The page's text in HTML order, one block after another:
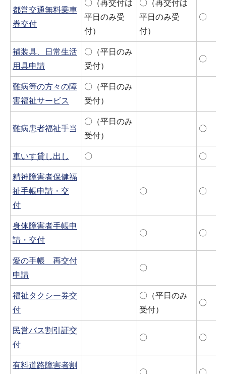
都営交通無料乗車
券交付
〇（再交付は
平日のみ受
付）
〇（再交付は
平日のみ受
付）
〇
補装具、日常生活
用具申請
〇（平日のみ
受付）
〇
難病等の方々の障
害福祉サービス
〇（平日のみ
受付）
難病患者福祉手当
〇（平日のみ
受付）
〇
車いす貸し出し 〇 〇
精神障害者保健福
祉手帳申請・交
付
〇 〇
身体障害者手帳申
請・交付
〇 〇
愛の手帳 再交付
申請
〇
福祉タクシー券交
付
〇（平日のみ
受付）
〇
民営バス割引証交
付
〇 〇
有料道路障害者割
〇 〇